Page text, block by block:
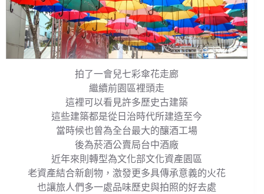
拍了一會兒七彩傘花走廊
繼續前園區裡頭走
這裡可以看見許多歷史古建築
這些建築都是從日治時代所建造至今
當時候也曾為全台最大的釀酒工場
後為菸酒公賣局台中酒廠
近年來則轉型為文化部文化資產園區
老資產結合新創物，激發更多具傳承意義的火花
也讓旅人們多一處品味歷史與拍照的好去處